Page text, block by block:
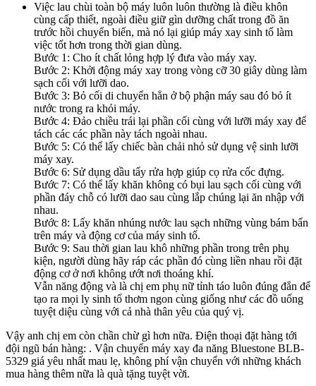
Việc lau chùi toàn bộ máy luôn luôn thường là điều khôn
cùng cấp thiết, ngoài điều giữ gìn dưỡng chất trong đồ ăn
trước hồi chuyển biến, mà nó lại giúp máy xay sinh tố làm
việc tốt hơn trong thời gian dùng.
Bước 1: Cho ít chất lỏng hợp lý đưa vào máy xay.
Bước 2: Khởi động máy xay trong vòng cỡ 30 giây dùng làm
sạch cối với lưỡi dao.
Bước 3: Bỏ cối di chuyển hẳn ở bộ phận máy sau đó bỏ ít
nước trong ra khỏi máy.
Bước 4: Đảo chiều trái lại phần cối cùng với lưỡi máy xay để
tách các các phần này tách ngoài nhau.
Bước 5: Có thể lấy chiếc bàn chải nhỏ sử dụng vệ sinh lưỡi
máy xay.
Bước 6: Sử dụng dầu tẩy rửa hợp giúp cọ rửa cốc đựng.
Bước 7: Có thể lấy khăn không có bụi lau sạch cối cùng với
phần đáy chỗ có lưỡi dao sau cùng lắp chúng lại ăn nhập với
nhau.
Bước 8: Lấy khăn nhúng nước lau sạch những vùng bám bẩn
trên máy và động cơ của máy sinh tố.
Bước 9: Sau thời gian lau khô những phần trong trên phụ
kiện, người dùng hãy ráp các phần đó cùng liền nhau rồi đặt
động cơ ở nơi không ướt nơi thoáng khí.
Vẫn năng động và là chị em phụ nữ tỉnh táo luôn đúng đắn để
tạo ra mọi ly sinh tố thơm ngon cùng giống như các đồ uống
tuyệt diệu cùng với cả nhà thân yêu của quý vị.
Vậy anh chị em còn chần chừ gì hơn nữa. Điện thoại đặt hàng tới
đội ngũ bán hàng: . Vận chuyển máy xay đa năng Bluestone BLB-
5329 giá yêu nhất mau lẹ, không phí vận chuyển với những khách
mua hàng thêm nữa là quà tặng tuyệt vời.